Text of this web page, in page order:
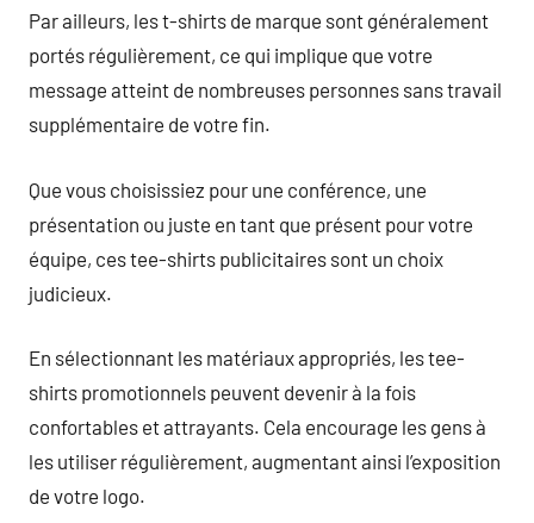
Par ailleurs, les t-shirts de marque sont généralement
portés régulièrement, ce qui implique que votre
message atteint de nombreuses personnes sans travail
supplémentaire de votre fin.
Que vous choisissiez pour une conférence, une
présentation ou juste en tant que présent pour votre
équipe, ces tee-shirts publicitaires sont un choix
judicieux.
En sélectionnant les matériaux appropriés, les tee-
shirts promotionnels peuvent devenir à la fois
confortables et attrayants. Cela encourage les gens à
les utiliser régulièrement, augmentant ainsi l’exposition
de votre logo.